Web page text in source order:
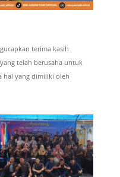
terima kasih
telah berusaha untuk
hal yang dimiliki oleh